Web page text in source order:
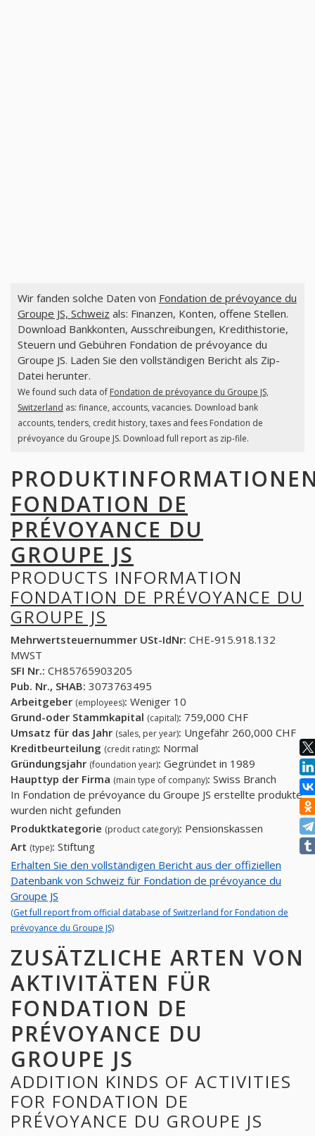
Wir fanden solche Daten von Fondation de prévoyance du
Groupe JS, Schweiz als: Finanzen, Konten, offene Stellen.
Download Bankkonten, Ausschreibungen, Kredithistorie,
Steuern und Gebühren Fondation de prévoyance du
Groupe JS. Laden Sie den vollständigen Bericht als Zip-
Datei herunter.
We found such data of Fondation de prévoyance du Groupe JS,
Switzerland as: finance, accounts, vacancies. Download bank
accounts, tenders, credit history, taxes and fees Fondation de
prévoyance du Groupe JS. Download full report as zip-file.
FONDATION DE
PRÉVOYANCE DU
GROUPE JS
PRODUCTS INFORMATION
FONDATION DE PRÉVOYANCE DU
GROUPE JS
Mehrwertsteuernummer USt-IdNr: CHE-915.918.132
MWST
SFI Nr.: CH85765903205
Pub. Nr., SHAB: 3073763495
Arbeitgeber (employees): Weniger 10
Grund-oder Stammkapital (capital): 759,000 CHF
Umsatz für das Jahr (sales, per year): Ungefähr 260,000 CHF
Kreditbeurteilung (credit rating): Normal
Gründungsjahr (foundation year): Gegründet in 1989
Haupttyp der Firma (main type of company): Swiss Branch
In Fondation de prévoyance du Groupe JS erstellte produkte
wurden nicht gefunden
Produktkategorie (product category): Pensionskassen
Art (type): Stiftung
Erhalten Sie den vollständigen Bericht aus der offiziellen
Datenbank von Schweiz für Fondation de prévoyance du
Groupe JS
(Get full report from official database of Switzerland for Fondation de
prévoyance du Groupe JS)
ZUSÄTZLICHE ARTEN VON
AKTIVITÄTEN FÜR
FONDATION DE
PRÉVOYANCE DU
GROUPE JS
ADDITION KINDS OF ACTIVITIES
FOR FONDATION DE
PRÉVOYANCE DU GROUPE JS